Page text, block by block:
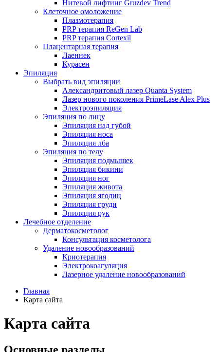
Нитевой лифтинг Gruzdev Trend
Клеточное омоложение
Плазмотерапия
PRP терапия ReGen Lab
PRP терапия Cortexil
Плацентарная терапия
Лаеннек
Курасен
Эпиляция
Выбрать вид эпиляции
Александритовый лазер Quanta System
Лазер нового поколения PrimeLase Alex Plus
Электроэпиляция
Эпиляция по лицу
Эпиляция над губой
Эпиляция носа
Эпиляция лба
Эпиляция по телу
Эпиляция подмышек
Эпиляция бикини
Эпиляция ног
Эпиляция живота
Эпиляция ягодиц
Эпиляция груди
Эпиляция рук
Лечебное отделение
Дерматокосметолог
Консультация косметолога
Удаление новообразований
Криотерапия
Электрокоагуляция
Лазерное удаление новообразований
Главная
Карта сайта
Карта сайта